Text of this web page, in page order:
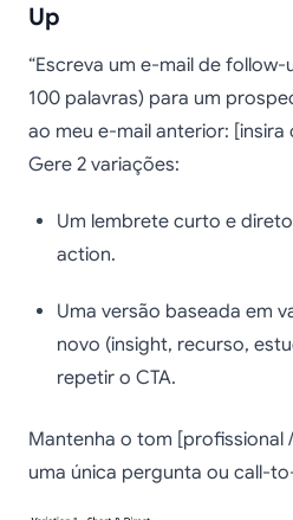
Up
“Escreva um e-mail de
100 palavras) para um
ao meu e-mail anterior: [insira
Gere 2 variações:
Um lembrete curto e
action.
Uma versão baseada em
novo (insight, recurso,
repetir o CTA.
Mantenha o tom [profissional
uma única pergunta ou call-